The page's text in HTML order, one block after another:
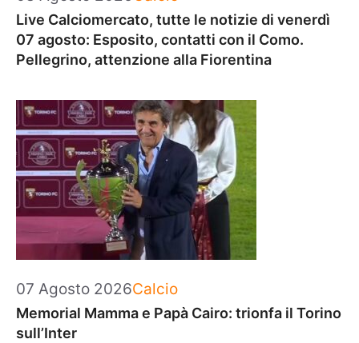
Live Calciomercato, tutte le notizie di venerdì
07 agosto: Esposito, contatti con il Como.
Pellegrino, attenzione alla Fiorentina
07 Agosto 2026Categorie
Calcio
Memorial Mamma e Papà Cairo: trionfa il Torino
sull’Inter